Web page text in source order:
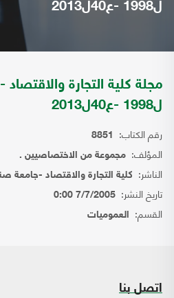
ل1998 -ع40ل2013
ل1998 -ع40ل2013
رقم الكتاب: 8851
المؤلف: مجموعة من الاختصاصيين .
الناشر: كلية التجارة والاقتصاد -جامعة
تاريخ النشر: 7/7/2005 0:00
القسم: العموميات
اتصل بنا